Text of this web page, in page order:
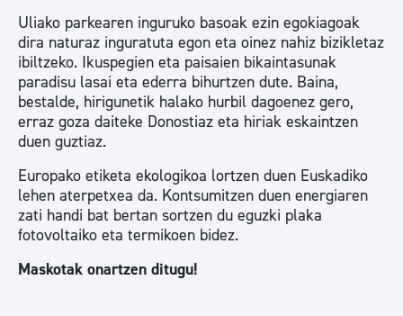
Uliako parkearen inguruko basoak ezin egokiagoak
dira naturaz inguratuta egon eta oinez nahiz bizikletaz
ibiltzeko. Ikuspegien eta paisaien bikaintasunak
paradisu lasai eta ederra bihurtzen dute. Baina,
bestalde, hirigunetik halako hurbil dagoenez gero,
erraz goza daiteke Donostiaz eta hiriak eskaintzen
duen guztiaz.
Europako etiketa ekologikoa lortzen duen Euskadiko
lehen aterpetxea da. Kontsumitzen duen energiaren
zati handi bat bertan sortzen du eguzki plaka
fotovoltaiko eta termikoen bidez.
Maskotak onartzen ditugu!